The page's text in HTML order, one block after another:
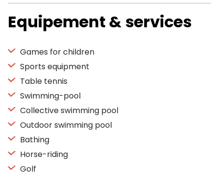
Equipement & services
Games for children
Sports equipment
Table tennis
Swimming-pool
Collective swimming pool
Outdoor swimming pool
Bathing
Horse-riding
Golf